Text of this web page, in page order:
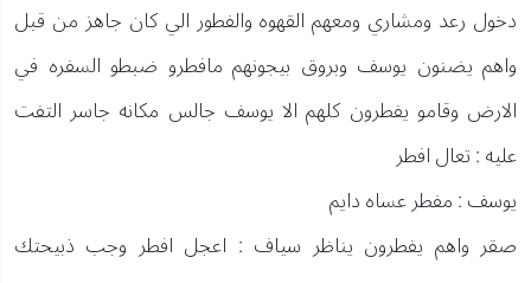
دخول رعد ومشاري ومعهم القهوه والفطور الي كان جاهز من قبل
واهم يضنون يوسف وبروق بيجونهم مافطرو ضبطو السفره في
الارض وقامو يفطرون كلهم الا يوسف جالس مكانه جاسر التفت
عليه : تعال افطر
يوسف : مفطر عساه دايم
صقر واهم يفطرون يناظر سياف : اعجل افطر وجب ذبيحتك